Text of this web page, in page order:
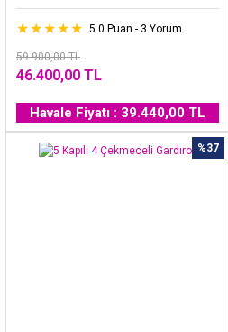
5.0 Puan - 3 Yorum
59.900,00 TL
46.400,00 TL
Havale Fiyatı : 39.440,00 TL
%37